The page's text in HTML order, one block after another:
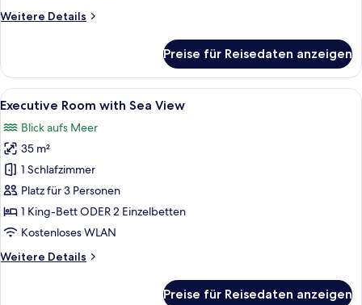
Weitere Details
Weitere
Room
with
City
Preise für Reisedaten anzeigen
Alle
Fotos
für
Executive
Room
with
Sea
View
Ein Hotelzimmer mit einem großen
7
Executive Room with Sea View
Blick aufs Meer
35 m²
1 Schlafzimmer
Platz für 3 Personen
1 King-Bett ODER 2 Einzelbetten
Kostenloses WLAN
Weitere Details
Weitere
Preise für Reisedaten anzeigen